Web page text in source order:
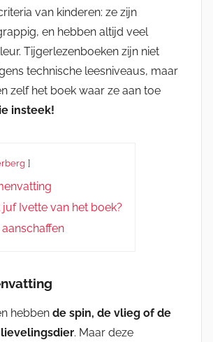
van kinderen: ze zijn
en hebben altijd veel
Tijgerlezenboeken zijn niet
technische leesniveaus, maar
zelf het boek waar ze aan toe
insteek!
Ivette van het boek?
hebben de spin, de vlieg of de
. Maar deze